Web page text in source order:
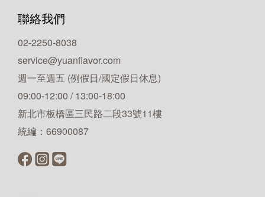
聯絡我們
02-2250-8038
service@yuanflavor.com
週一至週五 (例假日/國定假日休息)
09:00-12:00 / 13:00-18:00
新北市板橋區三民路二段33號11樓
統編：66900087